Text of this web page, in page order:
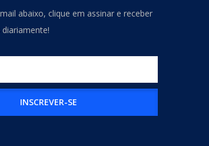
abaixo, clique em assinar e receber